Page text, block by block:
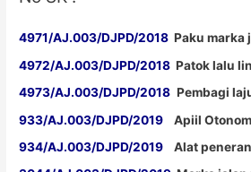
4971/AJ.003/DJPD/2018 Paku marka
4972/AJ.003/DJPD/2018 Patok lalu
4973/AJ.003/DJPD/2018 Pembagi
933/AJ.003/DJPD/2019 Apiil Otonom
934/AJ.003/DJPD/2019 Alat